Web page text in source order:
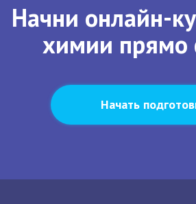
Начни онлайн-
химии прямо
Начать